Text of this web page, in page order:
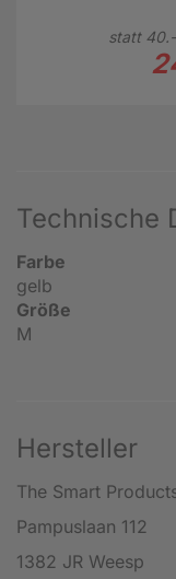
statt 40.-
Technische
Farbe
gelb
Größe
M
Hersteller
The Smart
Pampuslaan 112
1382 JR Weesp